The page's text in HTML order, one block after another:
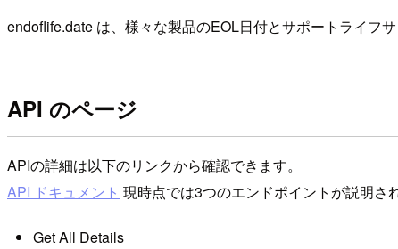
endoflife.date は、様々な製品のEOL日付とサポートライフ
API のページ
APIの詳細は以下のリンクから確認できます。
API ドキュメント 現時点では3つのエンドポイントが説明さ
Get All Details